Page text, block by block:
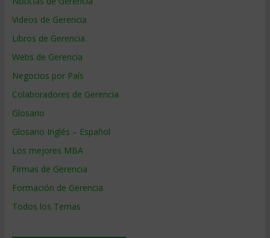
Videos de Gerencia
Libros de Gerencia
Webs de Gerencia
Negocios por País
Colaboradores de Gerencia
Glosario
Glosario Inglés – Español
Los mejores MBA
Firmas de Gerencia
Formación de Gerencia
Todos los Temas